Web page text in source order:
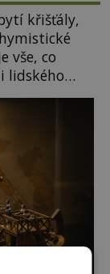
křišťály,
vše, co
lidského
sbírky
Kdo
někde